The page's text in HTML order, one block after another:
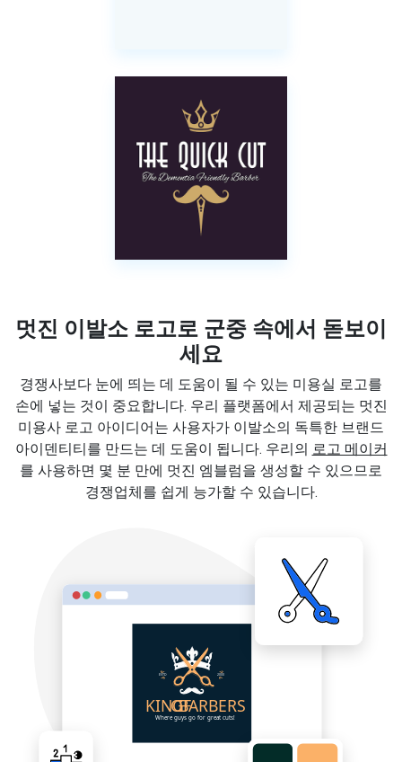
멋진 이발소 로고로 군중 속에서 돋보이
세요
경쟁사보다 눈에 띄는 데 도움이 될 수 있는 미용실 로고를
손에 넣는 것이 중요합니다. 우리 플랫폼에서 제공되는 멋진
미용사 로고 아이디어는 사용자가 이발소의 독특한 브랜드
아이덴티티를 만드는 데 도움이 됩니다. 우리의 로고 메이커
를 사용하면 몇 분 만에 멋진 엠블럼을 생성할 수 있으므로
경쟁업체를 쉽게 능가할 수 있습니다.